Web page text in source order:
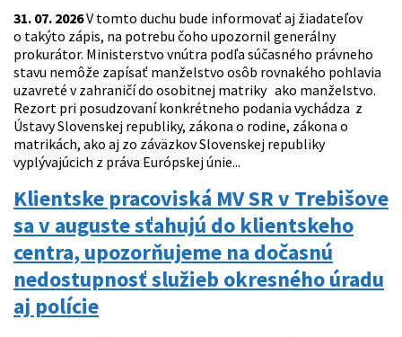
31. 07. 2026V tomto duchu bude informovať aj žiadateľov
o takýto zápis, na potrebu čoho upozornil generálny
prokurátor. Ministerstvo vnútra podľa súčasného právneho
stavu nemôže zapísať manželstvo osôb rovnakého pohlavia
uzavreté v zahraničí do osobitnej matriky ako manželstvo.
Rezort pri posudzovaní konkrétneho podania vychádza z
Ústavy Slovenskej republiky, zákona o rodine, zákona o
matrikách, ako aj zo záväzkov Slovenskej republiky
vyplývajúcich z práva Európskej únie...
Klientske pracoviská MV SR v Trebišove
sa v auguste sťahujú do klientskeho
centra, upozorňujeme na dočasnú
nedostupnosť služieb okresného úradu
aj polície